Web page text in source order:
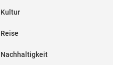
Kultur
Reise
Nachhaltigkeit